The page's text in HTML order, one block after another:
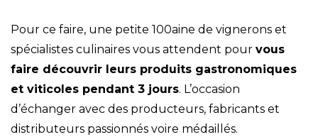
Pour ce faire, une petite 100aine de vignerons et
spécialistes culinaires vous attendent pour vous
faire découvrir leurs produits gastronomiques
et viticoles pendant 3 jours. L’occasion
d’échanger avec des producteurs, fabricants et
distributeurs passionnés voire médaillés.